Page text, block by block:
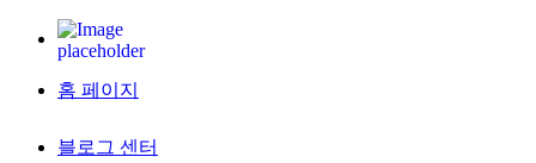
홈 페이지
블로그 센터